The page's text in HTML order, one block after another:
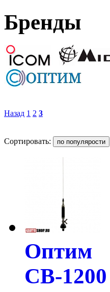
Бренды
Назад 1 2 3
Сортировать:
Оптим
СВ-1200